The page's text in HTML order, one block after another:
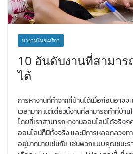
หางานในอเมริกา
10 อันดับงานที่สามา
ได้
การหางานที่ทำจากที่บ้านได้เมื่อก่อนอาจจ
เวลามาก แต่เดี๋ยวนี้งานที่สามารถทำที่บ้าน
โดยที่เราสามารถหางานออนไลน์ได้จริง
ออนไลน์ก็มีทั้งจริง และมีการหลอกลวงท
อยู่มากมายเช่นกัน เช่นพวกแบบคุณชนะร